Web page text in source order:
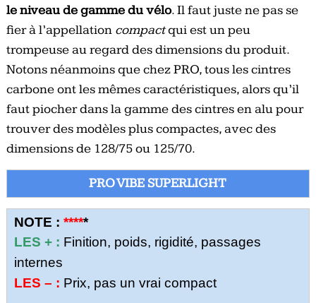
le niveau de gamme du vélo. Il faut juste ne pas se
fier à l’appellation compactqui est un peu
trompeuse au regard des dimensions du produit.
Notons néanmoins que chez PRO, tous les cintres
carbone ont les mêmes caractéristiques, alors qu’il
faut piocher dans la gamme des cintres en alu pour
trouver des modèles plus compactes, avec des
dimensions de 128/75 ou 125/70.
PRO VIBE SUPERLIGHT
NOTE : *****
LES + : Finition, poids, rigidité, passages
internes
LES – : Prix, pas un vrai compact